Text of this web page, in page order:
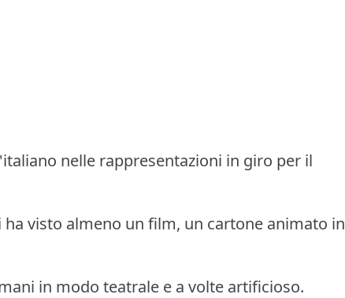
nelle rappresentazioni in giro per il
visto almeno un film, un cartone animato in
in modo teatrale e a volte artificioso.